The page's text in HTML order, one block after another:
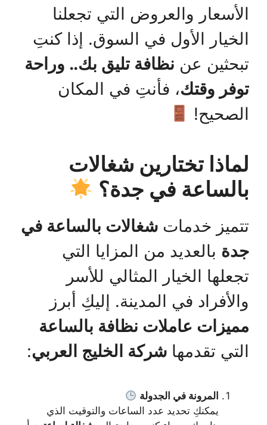
الأسعار والعروض التي تجعلنا
الخيار الأول في السوق. إذا كنتِ
تبحثين عن نظافة تليق بك.. وراحة
توفر وقتك، فأنتِ في المكان
الصحيح!
لماذا تختارين شغالات
بالساعة في جدة؟
تتميز خدمات شغالات بالساعة في
جدة بالعديد من المزايا التي
تجعلها الخيار المثالي للأسر
والأفراد في المدينة. إليكِ أبرز
مميزات عاملات نظافة بالساعة
التي تقدمها شركة الخليج العربي:
المرونة في الجدولة
يمكنكِ تحديد عدد الساعات والتوقيت الذي